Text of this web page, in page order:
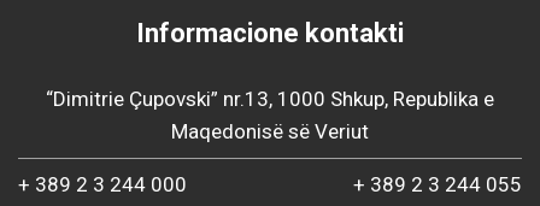
Informacione kontakti
“Dimitrie Çupovski” nr.13, 1000 Shkup, Republika e
Maqedonisë së Veriut
+ 389 2 3 244 000 + 389 2 3 244 055